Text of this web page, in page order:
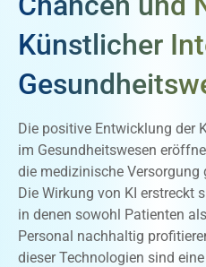
Künstlicher
Die positive Entwicklung der
im Gesundheitswesen
die medizinische Versorgung
Die Wirkung von KI erstreckt
in denen sowohl Patienten
Personal nachhaltig
dieser Technologien sind